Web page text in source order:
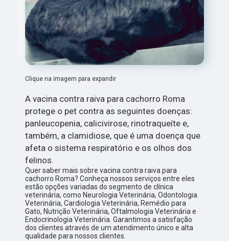
Clique na imagem para expandir
A vacina contra raiva para cachorro Roma
protege o pet contra as seguintes doenças:
panleucopenia, calicivirose, rinotraqueíte e,
também, a clamidiose, que é uma doença que
afeta o sistema respiratório e os olhos dos
felinos.
Quer saber mais sobre vacina contra raiva para
cachorro Roma? Conheça nossos serviços entre eles
estão opções variadas do segmento de clínica
veterinária, como Neurologia Veterinária, Odontologia
Veterinária, Cardiologia Veterinária, Remédio para
Gato, Nutrição Veterinária, Oftalmologia Veterinária e
Endocrinologia Veterinária. Garantimos a satisfação
dos clientes através de um atendimento único e alta
qualidade para nossos clientes.